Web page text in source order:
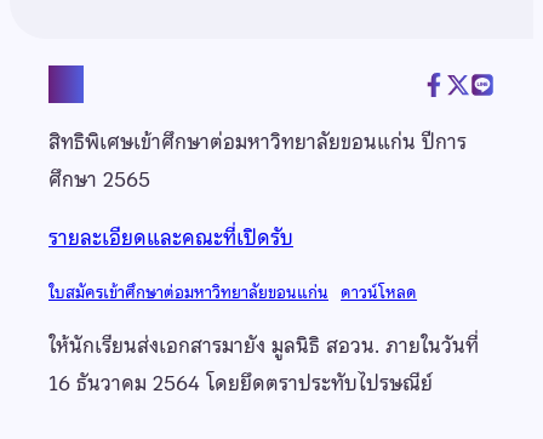
สิทธิพิเศษเข้าศึกษาต่อมหาวิทยาลัยขอนแก่น ปีการ
ศึกษา 2565
รายละเอียดและคณะที่เปิดรับ
ใบสมัครเข้าศึกษาต่อมหาวิทยาลัยขอนแก่น ดาวน์โหลด
ให้นักเรียนส่งเอกสารมายัง มูลนิธิ สอวน. ภายในวันที่
16 ธันวาคม 2564 โดยยึดตราประทับไปรษณีย์